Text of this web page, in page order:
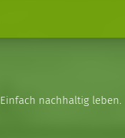
Einfach nachhaltig leben.